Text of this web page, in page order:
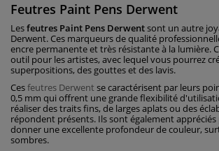
Feutres Paint Pens Derwent
Lesfeutres Paint Pens Derwentsont un autre
Derwent. Ces marqueurs de qualité
encre permanente et très résistante à la lumière.
outil pour les artistes, avec lequel vous pourrez
superpositions, des gouttes et des lavis.
Cesfeutres Derwent se caractérisent par leurs
0,5 mm qui offrent une grande flexibilité
réaliser des traits fins, de larges aplats ou des
répondent présents. Ils sont également
donner une excellente profondeur de couleur,
sombres.